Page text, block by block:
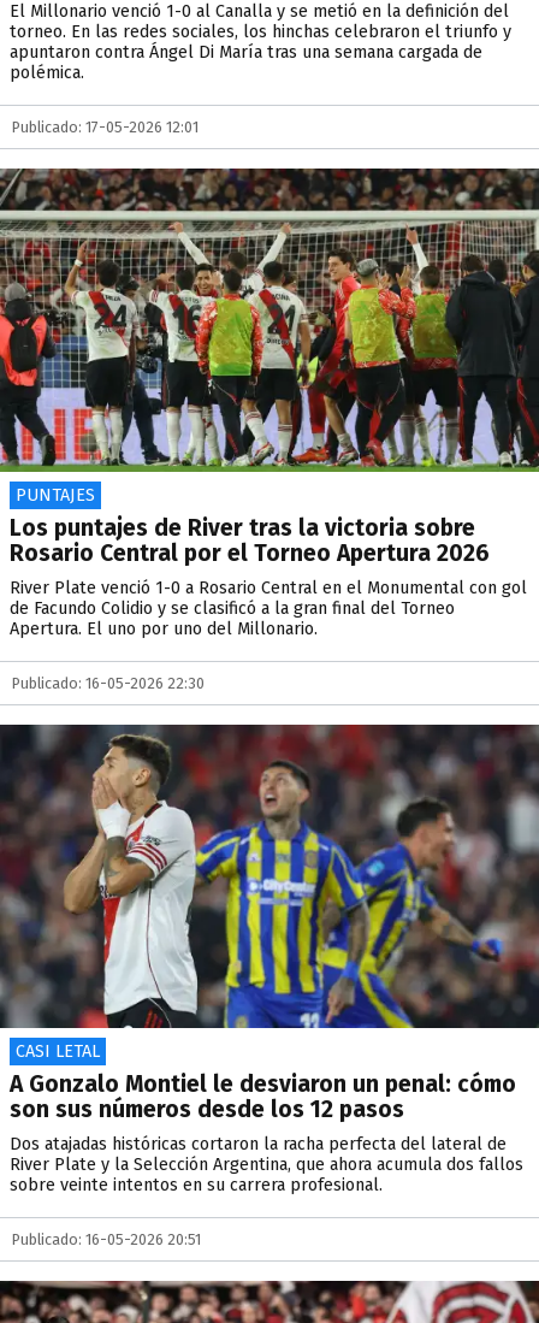
El Millonario venció 1-0 al Canalla y se metió en la definición del
torneo. En las redes sociales, los hinchas celebraron el triunfo y
apuntaron contra Ángel Di María tras una semana cargada de
polémica.
Publicado: 17-05-2026 12:01
PUNTAJES
Los puntajes de River tras la victoria sobre
Rosario Central por el Torneo Apertura 2026
River Plate venció 1-0 a Rosario Central en el Monumental con gol
de Facundo Colidio y se clasificó a la gran final del Torneo
Apertura. El uno por uno del Millonario.
Publicado: 16-05-2026 22:30
CASI LETAL
A Gonzalo Montiel le desviaron un penal: cómo
son sus números desde los 12 pasos
Dos atajadas históricas cortaron la racha perfecta del lateral de
River Plate y la Selección Argentina, que ahora acumula dos fallos
sobre veinte intentos en su carrera profesional.
Publicado: 16-05-2026 20:51